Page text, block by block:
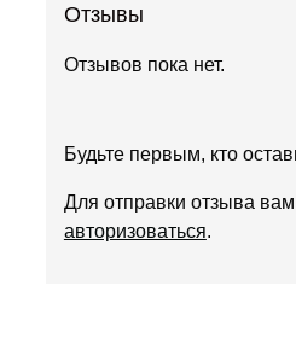
Отзывы
Отзывов пока нет.
Будьте первым, кто
Для отправки отзыва
авторизоваться.